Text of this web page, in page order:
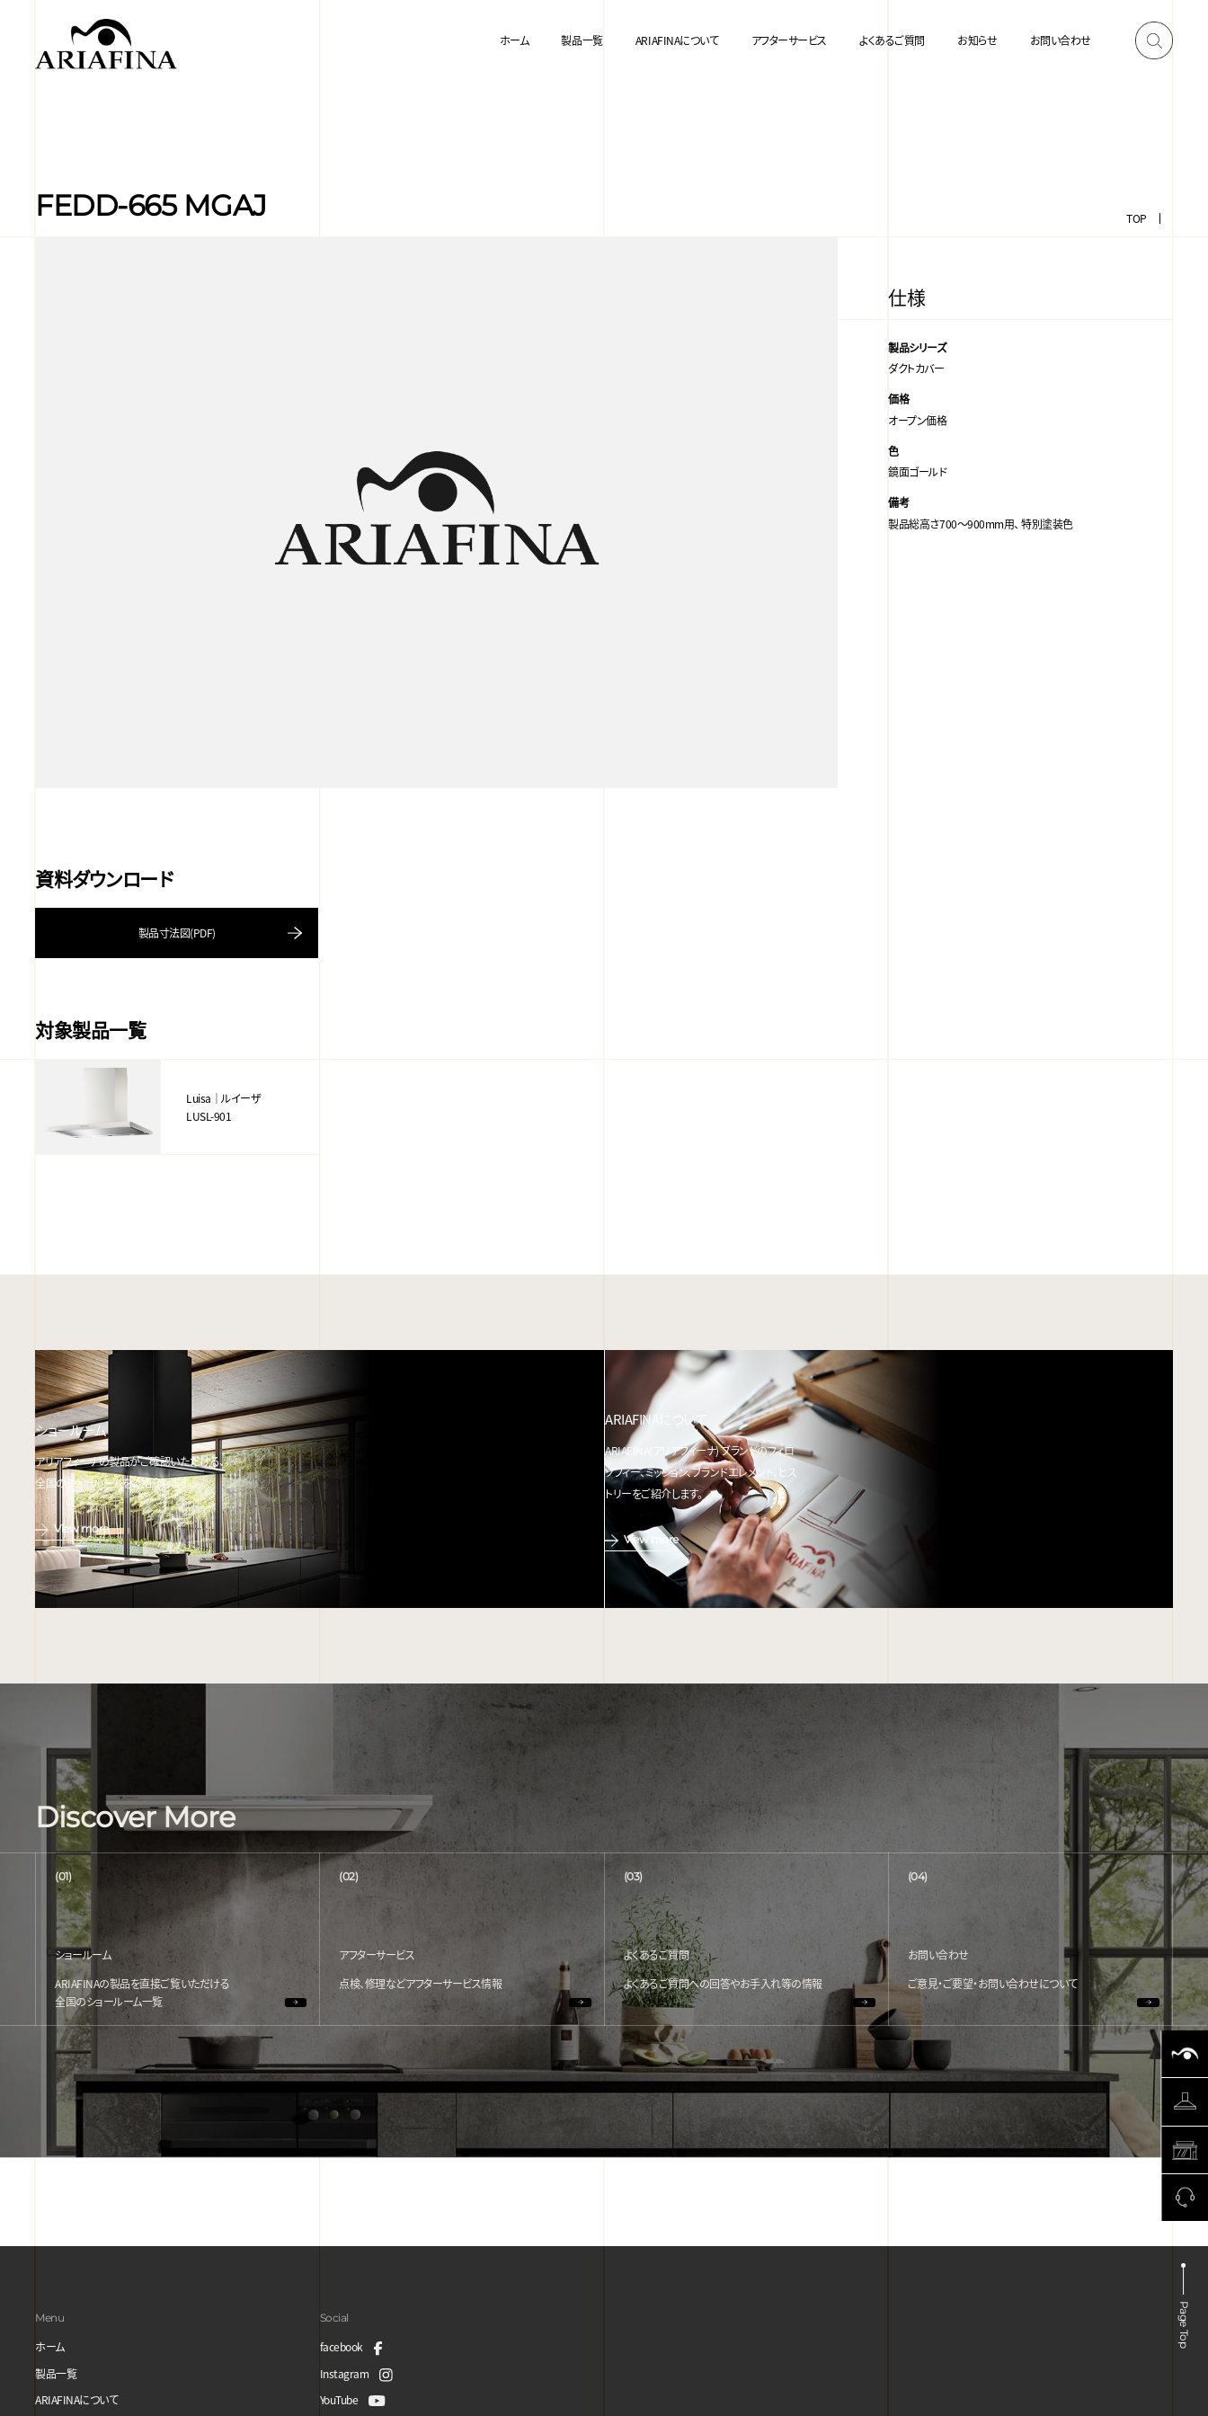
ホーム 製品一覧 ARIAFINAについて アフターサービス よくあるご質問 お知らせ お問い合わせ
FEDD-665 MGAJ TOP
仕様
製品シリーズ
ダクトカバー
価格
オープン価格
色
鏡面ゴールド
備考
製品総高さ700～900mm用、 特別塗装色
資料ダウンロード
製品寸法図(PDF)
対象製品一覧
Luisa｜ルイーザ
LUSL-901
ショールーム
アリアフィーナの製品がご確認いただける、
全国のショールームをご紹介します。
View more
ARIAFINAについて
ARIAFINA(アリアフィーナ) ブランドのフィロ
ソフィー、ミッション、ブランドエレメント、ヒス
トリーをご紹介します。
View more
Discover More
(01)
ショールーム
ARIAFINAの製品を直接ご覧いただける
全国のショールーム一覧
(02)
アフターサービス
点検、修理などアフターサービス情報
(03)
よくあるご質問
よくあるご質問への回答やお手入れ等の情報
(04)
お問い合わせ
ご意見・ご要望・お問い合わせについて
Page Top
Menu
ホーム
製品一覧
ARIAFINAについて
Social
facebook
Instagram
YouTube